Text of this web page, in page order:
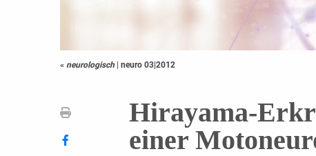
« neurologisch | neuro 03|2012
Hirayama-
einer